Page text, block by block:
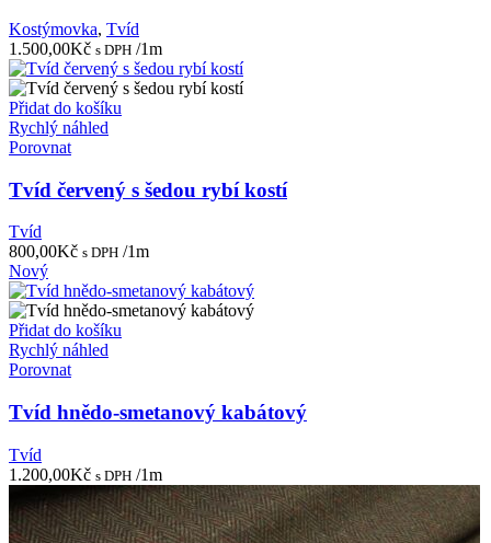
Kostýmovka, Tvíd
1.500,00Kč s DPH /1m
Přidat do košíku
Rychlý náhled
Porovnat
Tvíd červený s šedou rybí kostí
Tvíd
800,00Kč s DPH /1m
Nový
Přidat do košíku
Rychlý náhled
Porovnat
Tvíd hnědo-smetanový kabátový
Tvíd
1.200,00Kč s DPH /1m